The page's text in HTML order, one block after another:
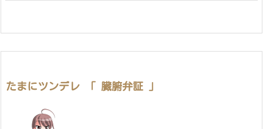
たまにツンデレ 「 臓腑弁証 」